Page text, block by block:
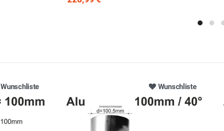
Wunschliste Wunschliste